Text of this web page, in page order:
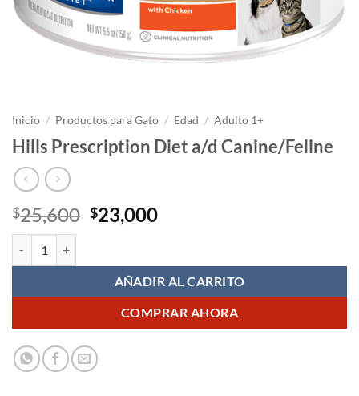
Inicio / Productos para Gato / Edad / Adulto 1+
Hills Prescription Diet a/d Canine/Feline
$25,600 El
precio
era:
$25,600.
$23,000El
es:
$23,000.
AÑADIR AL CARRITO
COMPRAR AHORA